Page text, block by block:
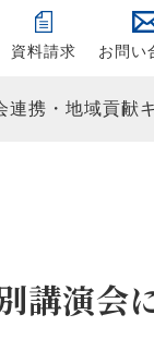
資料請求 お問い
連携・地域貢献
講演会